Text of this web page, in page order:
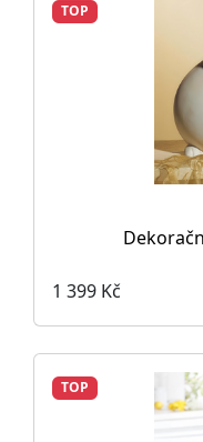
TOP
1 399 Kč
TOP